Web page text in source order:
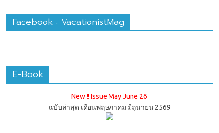
Facebook : VacationistMag
E-Book
New !! Issue May June 26
ฉบับล่าสุด เดือนพฤษภาคม มิถุนายน 2569